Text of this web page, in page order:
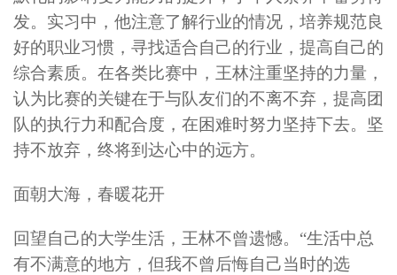
发。实习中，他注意了解行业的情况，培养规范良
好的职业习惯，寻找适合自己的行业，提高自己的
综合素质。在各类比赛中，王林注重坚持的力量，
认为比赛的关键在于与队友们的不离不弃，提高团
队的执行力和配合度，在困难时努力坚持下去。坚
持不放弃，终将到达心中的远方。
面朝大海，春暖花开
回望自己的大学生活，王林不曾遗憾。“生活中总
有不满意的地方，但我不曾后悔自己当时的选